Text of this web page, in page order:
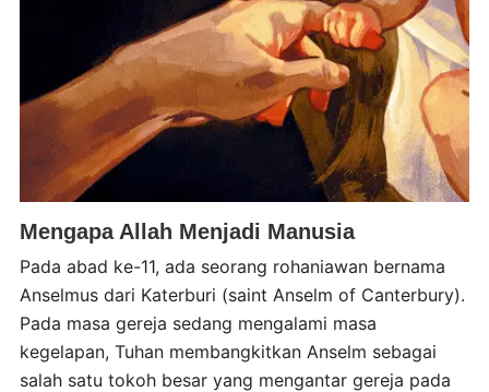
Mengapa Allah Menjadi Manusia
Pada abad ke-11, ada seorang rohaniawan bernama
Anselmus dari Katerburi (saint Anselm of Canterbury).
Pada masa gereja sedang mengalami masa
kegelapan, Tuhan membangkitkan Anselm sebagai
salah satu tokoh besar yang mengantar gereja pada